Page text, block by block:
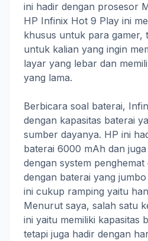
ini hadir dengan prosesor
HP Infinix Hot 9 Play ini
khusus untuk para gamer,
untuk kalian yang ingin
layar yang lebar dan
yang lama.
Berbicara soal baterai,
dengan kapasitas baterai
sumber dayanya. HP ini
baterai 6000 mAh dan
dengan system penghemat
dengan baterai yang
ini cukup ramping yaitu
Menurut saya, salah satu
ini yaitu memiliki kapasitas
tetapi juga hadir dengan